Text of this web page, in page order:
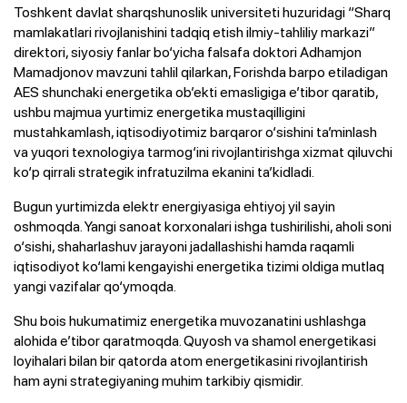
Toshkent davlat sharqshunoslik universiteti huzuridagi “Sharq
mamlakatlari rivojlanishini tadqiq etish ilmiy-tahliliy markazi”
direktori, siyosiy fanlar bo‘yicha falsafa doktori Adhamjon
Mamadjonov mavzuni tahlil qilarkan, Forishda barpo etiladigan
AES shunchaki energetika ob’ekti emasligiga e’tibor qaratib,
ushbu majmua yurtimiz energetika mustaqilligini
mustahkamlash, iqtisodiyotimiz barqaror o‘sishini ta’minlash
va yuqori texnologiya tarmog‘ini rivojlantirishga xizmat qiluvchi
ko‘p qirrali strategik infratuzilma ekanini ta’kidladi.
Bugun yurtimizda elektr energiyasiga ehtiyoj yil sayin
oshmoqda. Yangi sanoat korxonalari ishga tushirilishi, aholi soni
o‘sishi, shaharlashuv jarayoni jadallashishi hamda raqamli
iqtisodiyot ko‘lami kengayishi energetika tizimi oldiga mutlaq
yangi vazifalar qo‘ymoqda.
Shu bois hukumatimiz energetika muvozanatini ushlashga
alohida e’tibor qaratmoqda. Quyosh va shamol energetikasi
loyihalari bilan bir qatorda atom energetikasini rivojlantirish
ham ayni strategiyaning muhim tarkibiy qismidir.